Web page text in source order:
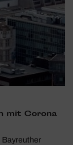
mit Corona
Bayreuther